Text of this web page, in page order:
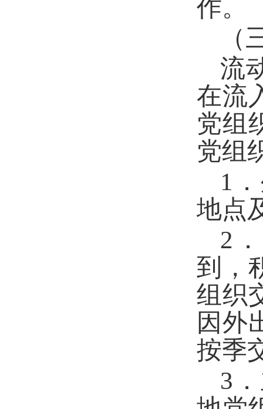
作。
流
在流
党组
党组
1
地点
2
到，
组织
因外
按季
3